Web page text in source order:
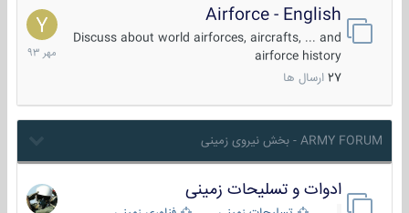
Airforce - English
Discuss about world airforces, aircrafts, ... and
airforce history
27 ارسال ها
15
مهر
1393
ARMY FORUM - بخش نیروی زمینی
ادوات و تسلیحات زمینی
21
آذر